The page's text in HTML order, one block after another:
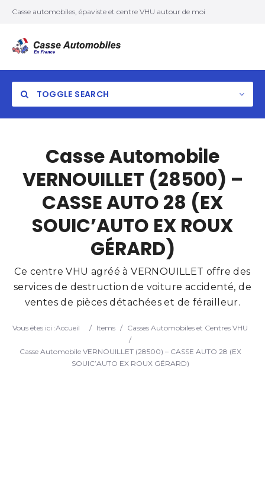
Casse automobiles, épaviste et centre VHU autour de moi
TOGGLE SEARCH
Search
Casse Automobile
VERNOUILLET (28500) –
CASSE AUTO 28 (EX
SOUIC’AUTO EX ROUX
GÉRARD)
Ce centre VHU agréé à VERNOUILLET offre des
services de destruction de voiture accidenté, de
ventes de pièces détachées et de férailleur.
Vous êtes ici :Accueil / Items / Casses Automobiles et Centres VHU
/
Casse Automobile VERNOUILLET (28500) – CASSE AUTO 28 (EX
SOUIC’AUTO EX ROUX GÉRARD)